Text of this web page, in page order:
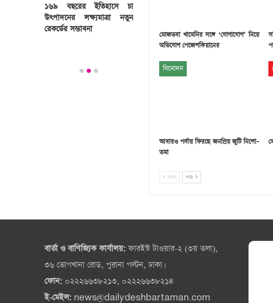
মোজতবা খামেনির সঙ্গে ‘যোগাযোগ’ নিয়ে
অভিযোগ পেজেশকিয়ানের
বিনোদন
আবারও পর্দায় ফিরছে জনপ্রিয় জুটি নিশো–
তমা
আগে পরে
১৬৯ বছরের ইতিহাসে চা
উৎপাদনের লক্ষ্যমাত্রা নতুন
রেকর্ডের সম্ভাবনা
৫ বছর
বার্তা ও বাণিজ্যিক কার্যালয়:ফারইস্ট টাওয়ার-২ (৩য় তলা),
৩৬ তোপখানা রোড, পুরানা পল্টন, ঢাকা।
ফোন: ০২২২৬৬৩৮২১৩, ০২২২৬৬৩৮২১৪
ই-মেইল: news@dailydeshbartaman.com